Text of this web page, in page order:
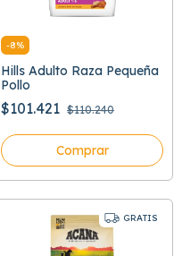
-8%
Hills Adulto Raza Pequeña
Pollo
$101.421 $110.240
Comprar
GRATIS